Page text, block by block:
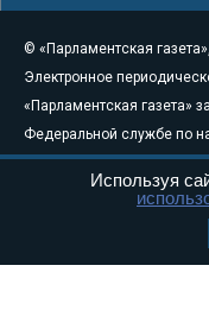
© «Парламентская
Электронное
«Парламентская газета»
Федеральной службе по
связи, информационных
массовых коммуникаций
Свидетельство о
Используя